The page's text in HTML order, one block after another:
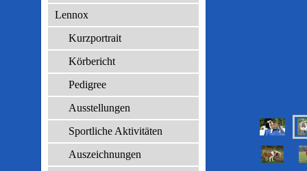
Lennox
Kurzportrait
Körbericht
Pedigree
Ausstellungen
Sportliche Aktivitäten
Auszeichnungen